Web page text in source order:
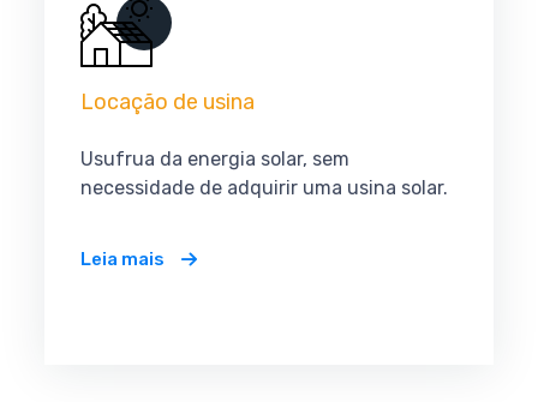
Locação de usina
Usufrua da energia solar, sem
necessidade de adquirir uma usina solar.
Leia mais